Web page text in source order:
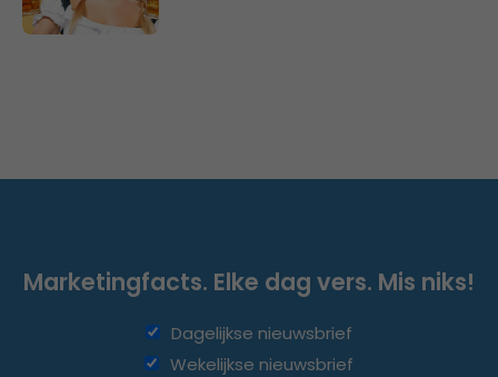
Marketingfacts. Elke dag vers. Mis niks!
Dagelijkse nieuwsbrief
Wekelijkse nieuwsbrief